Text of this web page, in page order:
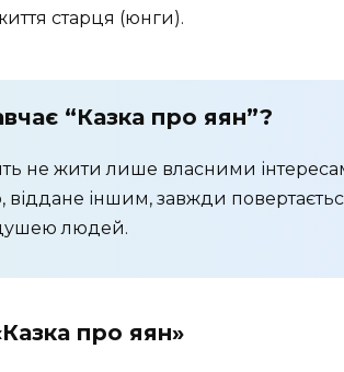
старця (юнги).
“Казка про яян”?
не жити лише власними
віддане іншим, завжди
людей.
про яян»